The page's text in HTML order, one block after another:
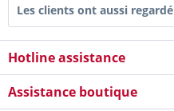
Les clients ont aussi regardé
Hotline assistance
Assistance boutique